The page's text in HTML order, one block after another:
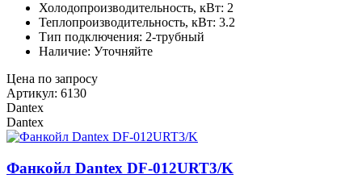
Холодопроизводительность, кВт: 2
Теплопроизводительность, кВт: 3.2
Тип подключения: 2-трубный
Наличие: Уточняйте
Цена по запросу
Артикул: 6130
Dantex
Dantex
Фанкойл Dantex DF-012URT3/K